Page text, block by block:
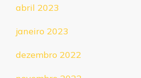
abril 2023
janeiro 2023
dezembro 2022